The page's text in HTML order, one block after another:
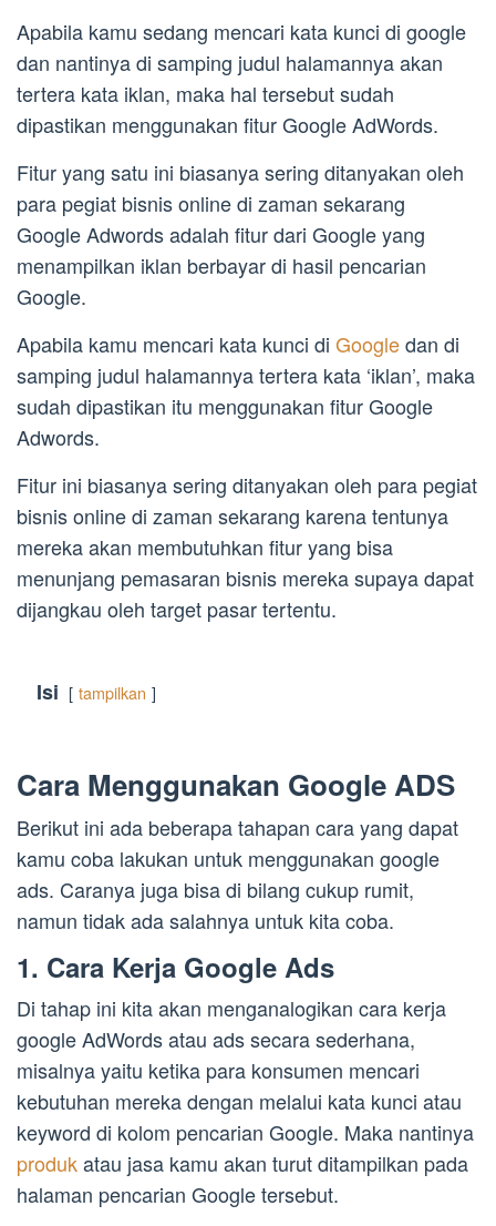
Apabila kamu sedang mencari kata kunci di google
dan nantinya di samping judul halamannya akan
tertera kata iklan, maka hal tersebut sudah
dipastikan menggunakan fitur Google AdWords.
Fitur yang satu ini biasanya sering ditanyakan oleh
para pegiat bisnis online di zaman sekarang
Google Adwords adalah fitur dari Google yang
menampilkan iklan berbayar di hasil pencarian
Google.
Apabila kamu mencari kata kunci di Googledan di
samping judul halamannya tertera kata ‘iklan’, maka
sudah dipastikan itu menggunakan fitur Google
Adwords.
Fitur ini biasanya sering ditanyakan oleh para pegiat
bisnis online di zaman sekarang karena tentunya
mereka akan membutuhkan fitur yang bisa
menunjang pemasaran bisnis mereka supaya dapat
dijangkau oleh target pasar tertentu.
Isi tampilkan
Cara Menggunakan Google ADS
Berikut ini ada beberapa tahapan cara yang dapat
kamu coba lakukan untuk menggunakan google
ads. Caranya juga bisa di bilang cukup rumit,
namun tidak ada salahnya untuk kita coba.
1. Cara Kerja Google Ads
Di tahap ini kita akan menganalogikan cara kerja
google AdWords atau ads secara sederhana,
misalnya yaitu ketika para konsumen mencari
kebutuhan mereka dengan melalui kata kunci atau
keyword di kolom pencarian Google. Maka nantinya
produkatau jasa kamu akan turut ditampilkan pada
halaman pencarian Google tersebut.